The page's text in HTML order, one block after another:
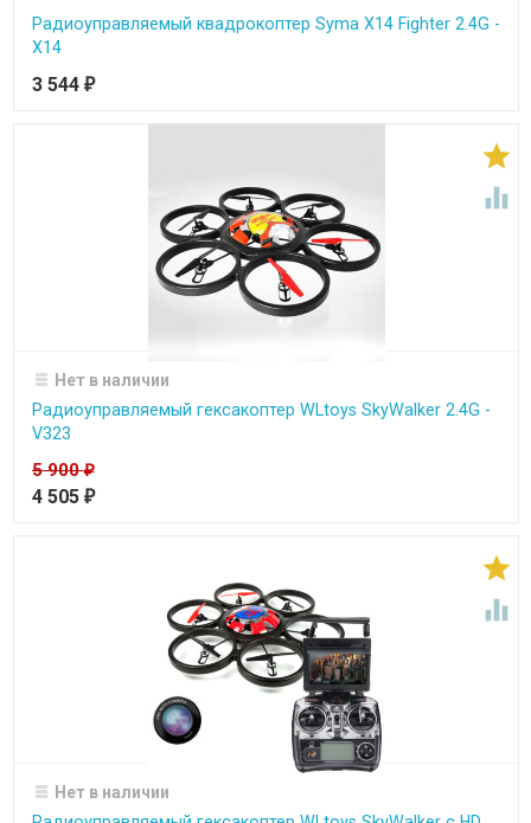
Радиоуправляемый квадрокоптер Syma X14 Fighter 2.4G -
X14
3 544 ₽


Нет в наличии
Радиоуправляемый гексакоптер WLtoys SkyWalker 2.4G -
V323
5 900₽
4 505 ₽


Нет в наличии